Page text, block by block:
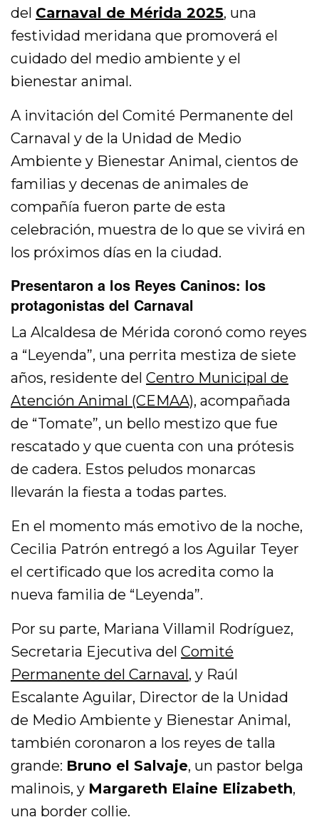
del Carnaval de Mérida 2025, una
festividad meridana que promoverá el
cuidado del medio ambiente y el
bienestar animal.
A invitación del Comité Permanente del
Carnaval y de la Unidad de Medio
Ambiente y Bienestar Animal, cientos de
familias y decenas de animales de
compañía fueron parte de esta
celebración, muestra de lo que se vivirá en
los próximos días en la ciudad.
Presentaron a los Reyes Caninos: los
protagonistas del Carnaval
La Alcaldesa de Mérida coronó como reyes
a “Leyenda”, una perrita mestiza de siete
años, residente delCentro Municipal de
Atención Animal (CEMAA), acompañada
de “Tomate”, un bello mestizo que fue
rescatado y que cuenta con una prótesis
de cadera. Estos peludos monarcas
llevarán la fiesta a todas partes.
En el momento más emotivo de la noche,
Cecilia Patrón entregó a los Aguilar Teyer
el certificado que los acredita como la
nueva familia de “Leyenda”.
Por su parte, Mariana Villamil Rodríguez,
Secretaria Ejecutiva delComité
Permanente del Carnaval , y Raúl
Escalante Aguilar, Director de la Unidad
de Medio Ambiente y Bienestar Animal,
también coronaron a los reyes de talla
grande: Bruno el Salvaje, un pastor belga
malinois, y Margareth Elaine Elizabeth,
una border collie.